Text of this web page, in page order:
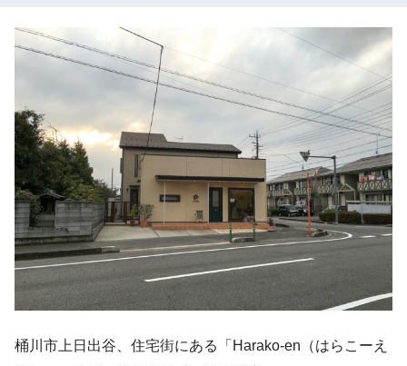
桶川市上日出谷、住宅街にある「Harako-en（はらこーえ